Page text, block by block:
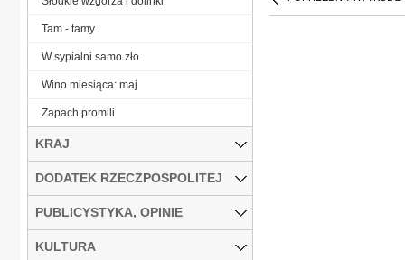
Tam - tamy
W sypialni samo zło
Wino miesiąca: maj
Zapach promili
KRAJ
DODATEK RZECZPOSPOLITEJ
PUBLICYSTYKA, OPINIE
KULTURA